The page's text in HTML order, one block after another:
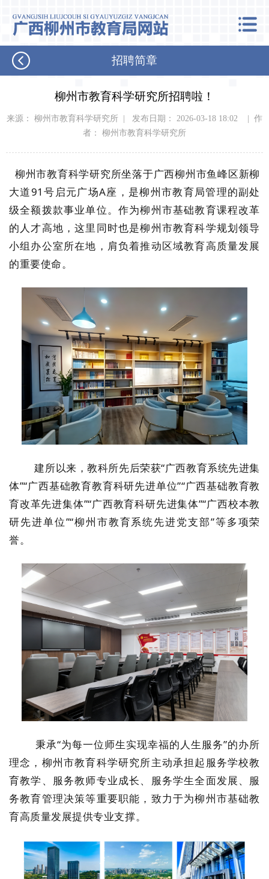
招聘简章
柳州市教育科学研究所招聘啦！
来源： 柳州市教育科学研究所 | 发布日期： 2026-03-18 18:02 | 作
者： 柳州市教育科学研究所
柳州市教育科学研究所坐落于广西柳州市鱼峰区新柳
大道91号启元广场A座，是柳州市教育局管理的副处
级全额拨款事业单位。作为柳州市基础教育课程改革
的人才高地，这里同时也是柳州市教育科学规划领导
小组办公室所在地，肩负着推动区域教育高质量发展
的重要使命。
建所以来，教科所先后荣获“广西教育系统先进集
体”“广西基础教育教育科研先进单位”“广西基础教育教
育改革先进集体”“广西教育科研先进集体”“广西校本教
研先进单位”“柳州市教育系统先进党支部”等多项荣
誉。
秉承“为每一位师生实现幸福的人生服务”的办所
理念，柳州市教育科学研究所主动承担起服务学校教
育教学、服务教师专业成长、服务学生全面发展、服
务教育管理决策等重要职能，致力于为柳州市基础教
育高质量发展提供专业支撑。